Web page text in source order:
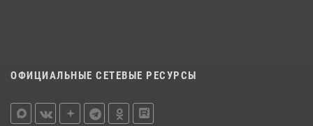
ОФИЦИАЛЬНЫЕ СЕТЕВЫЕ РЕСУРСЫ